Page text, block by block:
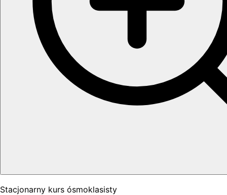
Stacjonarny kurs ósmoklasisty